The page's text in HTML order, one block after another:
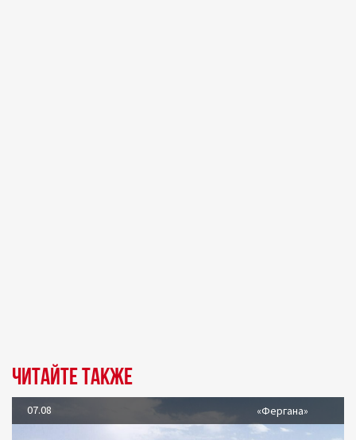
Читайте также
07.08 «Фергана»